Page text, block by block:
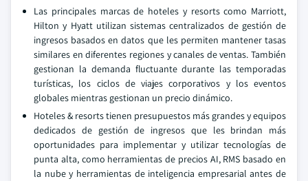
Las principales marcas de hoteles y resorts como Marriott,
Hilton y Hyatt utilizan sistemas centralizados de gestión de
ingresos basados en datos que les permiten mantener tasas
similares en diferentes regiones y canales de ventas. También
gestionan la demanda fluctuante durante las temporadas
turísticas, los ciclos de viajes corporativos y los eventos
globales mientras gestionan un precio dinámico.
Hoteles & resorts tienen presupuestos más grandes y equipos
dedicados de gestión de ingresos que les brindan más
oportunidades para implementar y utilizar tecnologías de
punta alta, como herramientas de precios AI, RMS basado en
la nube y herramientas de inteligencia empresarial antes de